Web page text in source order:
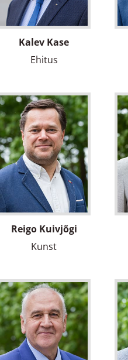
Kalev Kase
Ehitus
Reigo Kuivjõgi
Kunst